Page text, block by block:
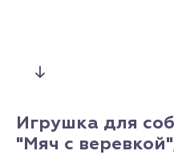
Игрушка для
"Мяч с